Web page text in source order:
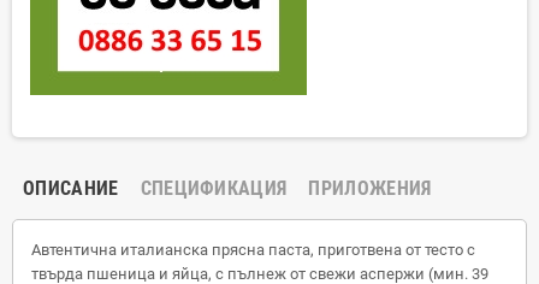
ОПИСАНИЕ СПЕЦИФИКАЦИЯ ПРИЛОЖЕНИЯ
Автентична италианска прясна паста, приготвена от тесто с
твърда пшеница и яйца, с пълнеж от свежи аспержи (мин. 39